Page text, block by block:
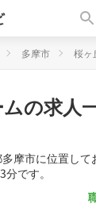
多摩市 桜ヶ
の求人
摩市に位置して
です。